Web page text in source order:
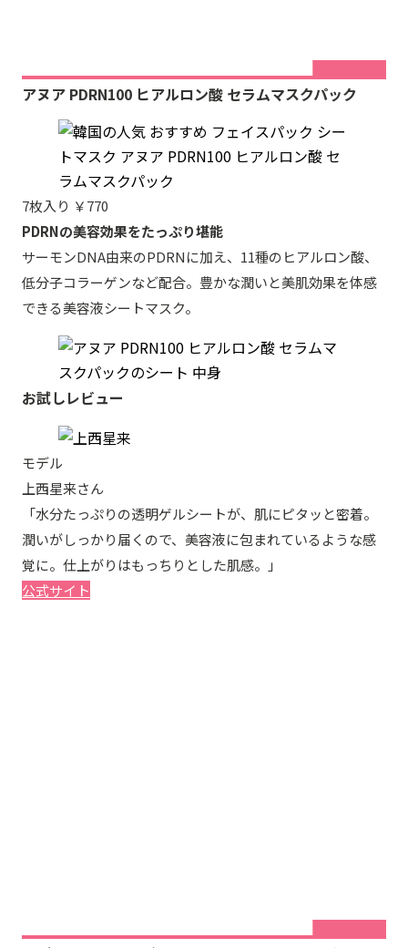
アヌア PDRN100 ヒアルロン酸 セラムマスクパック
7枚入り ￥770
PDRNの美容効果をたっぷり堪能
サーモンDNA由来のPDRNに加え、11種のヒアルロン酸、
低分子コラーゲンなど配合。豊かな潤いと美肌効果を体感
できる美容液シートマスク。
お試しレビュー
モデル
上西星来さん
「水分たっぷりの透明ゲルシートが、肌にピタッと密着。
潤いがしっかり届くので、美容液に包まれているような感
覚に。仕上がりはもっちりとした肌感。」
公式サイト